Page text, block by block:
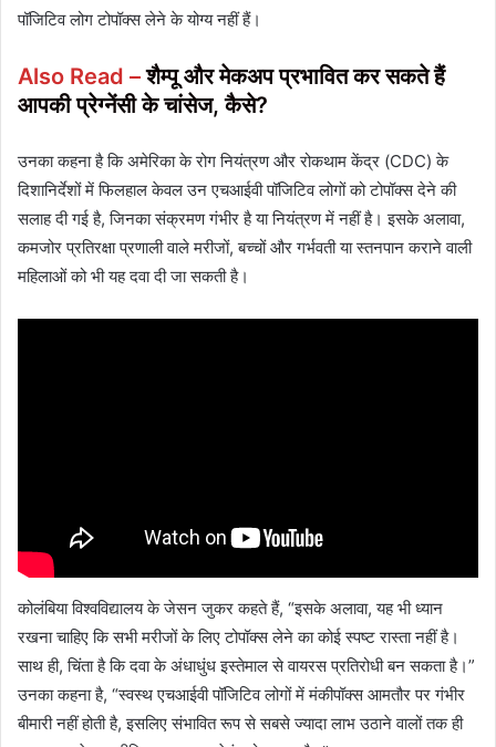
पॉजिटिव लोग टोपॉक्स लेने के योग्य नहीं हैं।
Also Read –शैम्पू और मेकअप प्रभावित कर सकते हैं
आपकी प्रेग्नेंसी के चांसेज, कैसे?
उनका कहना है कि अमेरिका के रोग नियंत्रण और रोकथाम केंद्र (CDC) के
दिशानिर्देशों में फिलहाल केवल उन एचआईवी पॉजिटिव लोगों को टोपॉक्स देने की
सलाह दी गई है, जिनका संक्रमण गंभीर है या नियंत्रण में नहीं है। इसके अलावा,
कमजोर प्रतिरक्षा प्रणाली वाले मरीजों, बच्चों और गर्भवती या स्तनपान कराने वाली
महिलाओं को भी यह दवा दी जा सकती है।
कोलंबिया विश्वविद्यालय के जेसन जुकर कहते हैं, “इसके अलावा, यह भी ध्यान
रखना चाहिए कि सभी मरीजों के लिए टोपॉक्स लेने का कोई स्पष्ट रास्ता नहीं है।
साथ ही, चिंता है कि दवा के अंधाधुंध इस्तेमाल से वायरस प्रतिरोधी बन सकता है।”
उनका कहना है, “स्वस्थ एचआईवी पॉजिटिव लोगों में मंकीपॉक्स आमतौर पर गंभीर
बीमारी नहीं होती है, इसलिए संभावित रूप से सबसे ज्यादा लाभ उठाने वालों तक ही